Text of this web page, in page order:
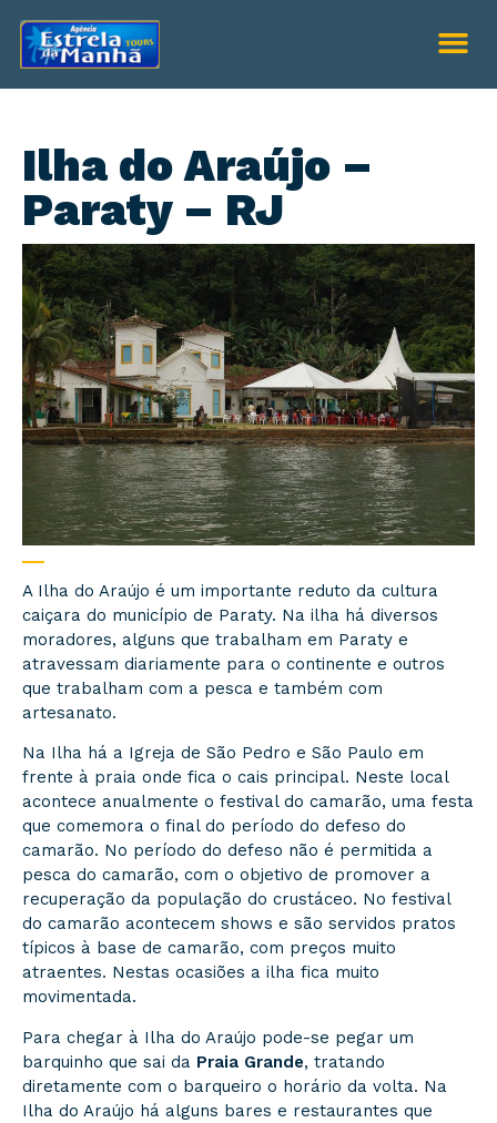
Ilha do Araújo –
Paraty – RJ
A Ilha do Araújo é um importante reduto da cultura
caiçara do município de Paraty. Na ilha há diversos
moradores, alguns que trabalham em Paraty e
atravessam diariamente para o continente e outros
que trabalham com a pesca e também com
artesanato.
Na Ilha há a Igreja de São Pedro e São Paulo em
frente à praia onde fica o cais principal. Neste local
acontece anualmente o festival do camarão, uma festa
que comemora o final do período do defeso do
camarão. No período do defeso não é permitida a
pesca do camarão, com o objetivo de promover a
recuperação da população do crustáceo. No festival
do camarão acontecem shows e são servidos pratos
típicos à base de camarão, com preços muito
atraentes. Nestas ocasiões a ilha fica muito
movimentada.
Para chegar à Ilha do Araújo pode-se pegar um
barquinho que sai da Praia Grande, tratando
diretamente com o barqueiro o horário da volta. Na
Ilha do Araújo há alguns bares e restaurantes que